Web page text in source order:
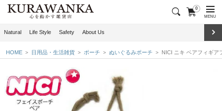
0
MENU
Natural Life Style Safety About Us
HOME 日用品・生活雑貨 ポーチ ぬいぐるみポーチ NICI ニキ ベアフィギア